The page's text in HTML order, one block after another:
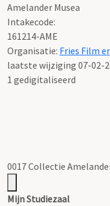
Amelander Musea
Intakecode:
161214-AME
Organisatie: Fries Film
laatste wijziging 07-02-
1 gedigitaliseerd
0017 Collectie
Mijn Studiezaal